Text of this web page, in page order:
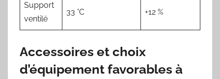
Support
ventilé
33 °C +12 %
Accessoires et choix
d’équipement favorables à